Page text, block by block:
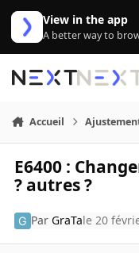
Aller au contenu
View in the app
A better way to
Accueil
E6400 :
? autres ?
Par GraTale 20